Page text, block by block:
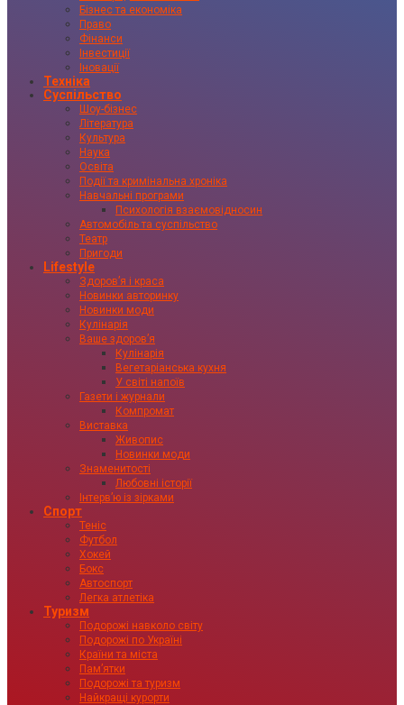
Бізнес та економіка
Право
Фінанси
Інвестиції
Іновації
Техніка
Суспільство
Шоу-бізнес
Література
Культура
Наука
Освіта
Події та кримінальна хроніка
Навчальні програми
Психологія взаємовідносин
Автомобіль та суспільство
Театр
Пригоди
Lifestyle
Здоровʼя і краса
Новинки авторинку
Новинки моди
Кулінарія
Ваше здоровʼя
Кулінарія
Вегетаріанська кухня
У світі напоїв
Газети і журнали
Компромат
Виставка
Живопис
Новинки моди
Знаменитості
Любовні історії
Інтервʼю із зірками
Спорт
Теніс
Футбол
Хокей
Бокс
Автоспорт
Легка атлетіка
Туризм
Подорожі навколо світу
Подорожі по Україні
Країни та міста
Пам’ятки
Подорожі та туризм
Найкращі курорти